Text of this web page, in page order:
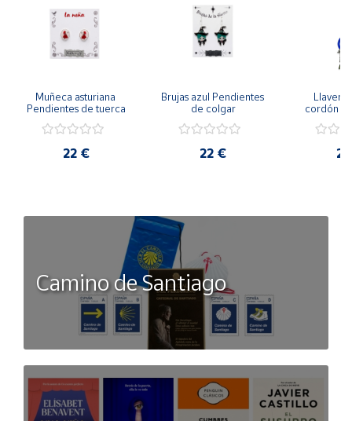
Muñeca asturiana
Pendientes de tuerca
22 €
Brujas azul Pendientes
de colgar
22 €
Llavero
cordón
Camino de Santiago